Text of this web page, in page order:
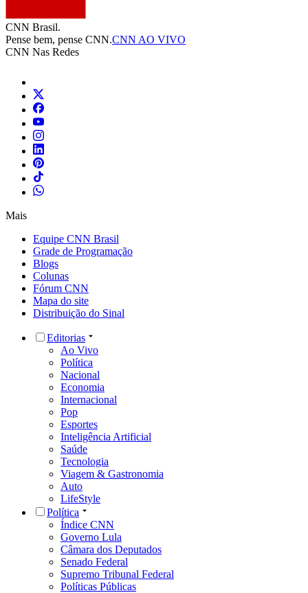
CNN Brasil.
Pense bem, pense CNN.CNN AO VIVO
CNN Nas Redes
Mais
Equipe CNN Brasil
Grade de Programação
Blogs
Colunas
Fórum CNN
Mapa do site
Distribuição do Sinal
Editorias
Ao Vivo
Política
Nacional
Economia
Internacional
Pop
Esportes
Inteligência Artificial
Saúde
Tecnologia
Viagem & Gastronomia
Auto
LifeStyle
Política
Índice CNN
Governo Lula
Câmara dos Deputados
Senado Federal
Supremo Tribunal Federal
Políticas Públicas